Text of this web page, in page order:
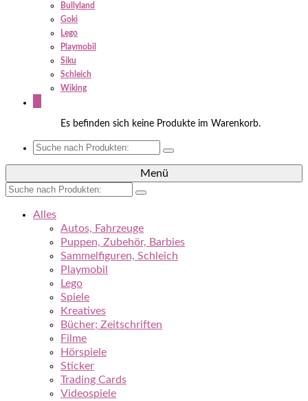
Bullyland
Goki
Lego
Playmobil
Siku
Schleich
Wiking
Es befinden sich keine Produkte im Warenkorb.
Suche
Menü
Suche
Alles
Autos, Fahrzeuge
Puppen, Zubehör, Barbies
Sammelfiguren, Schleich
Playmobil
Lego
Spiele
Kreatives
Bücher; Zeitschriften
Filme
Hörspiele
Sticker
Trading Cards
Videospiele